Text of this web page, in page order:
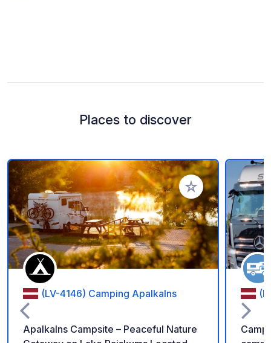
Places to discover
Add to your
(LV-4146) Camping Apalkalns
Apalkalns Campsite – Peaceful Nature